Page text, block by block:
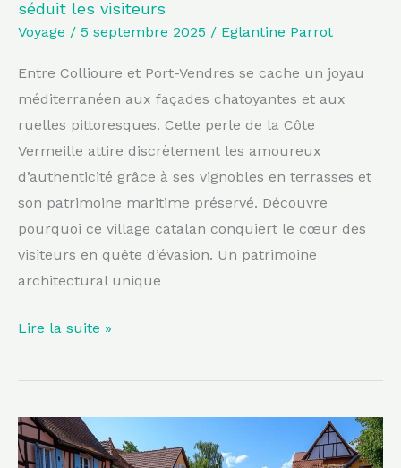
séduit les visiteurs
Voyage / 5 septembre 2025 / Eglantine Parrot
Entre Collioure et Port-Vendres se cache un joyau
méditerranéen aux façades chatoyantes et aux
ruelles pittoresques. Cette perle de la Côte
Vermeille attire discrètement les amoureux
d’authenticité grâce à ses vignobles en terrasses et
son patrimoine maritime préservé. Découvre
pourquoi ce village catalan conquiert le cœur des
visiteurs en quête d’évasion. Un patrimoine
architectural unique
de
la
Côte
Vermeille
séduit
les
visiteurs
Lire la suite »
L’Alsace
possède